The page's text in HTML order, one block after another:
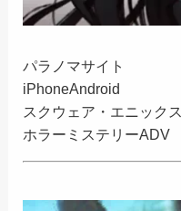
パラノマサイト
iPhoneAndroid
スクウェア・エニックス
ホラーミステリーADV